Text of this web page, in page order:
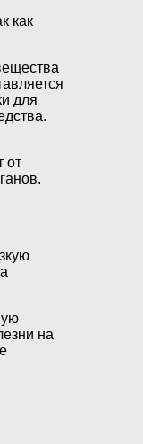
как
для
от
на